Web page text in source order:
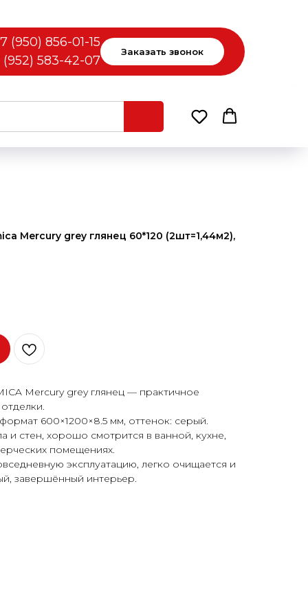
(950) 856-01-15
(952) 583-42-07
Заказать звонок
Mercury grey глянец 60*120 (2шт=1,44м2),
Mercury grey глянец — практичное
600×1200×8.5 мм, оттенок: серый.
и стен, хорошо смотрится в ванной, кухне,
помещениях.
эксплуатацию, легко очищается и
завершённый интерьер.